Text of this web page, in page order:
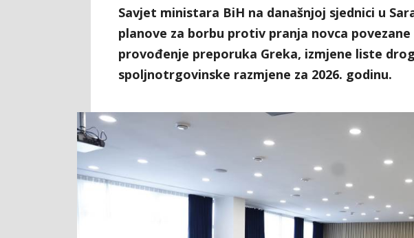
Savjet ministara BiH na današnjoj sjednici u
planove za borbu protiv pranja novca
provođenje preporuka Greka, izmjene liste
spoljnotrgovinske razmjene za 2026. godinu.